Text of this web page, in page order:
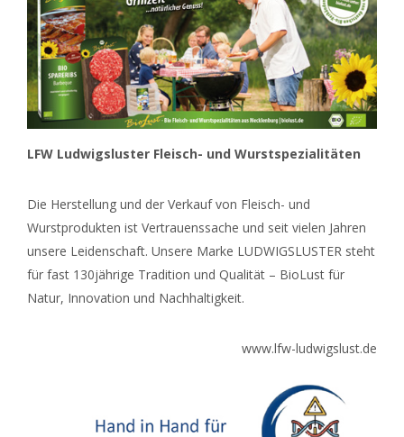
LFW Ludwigsluster Fleisch- und Wurstspezialitäten
Die Herstellung und der Verkauf von Fleisch- und
Wurstprodukten ist Vertrauenssache und seit vielen Jahren
unsere Leidenschaft. Unsere Marke LUDWIGSLUSTER steht
für fast 130jährige Tradition und Qualität – BioLust für
Natur, Innovation und Nachhaltigkeit.
www.lfw-ludwigslust.de